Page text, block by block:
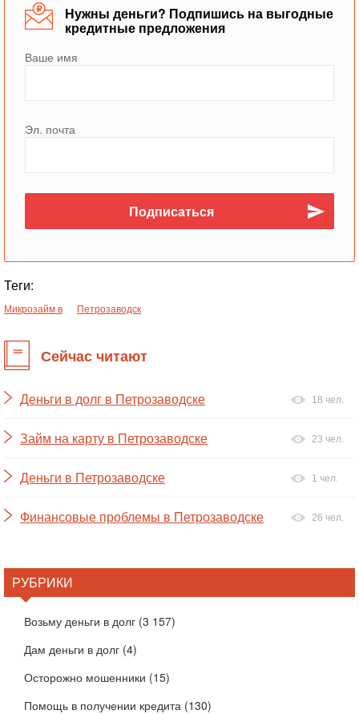
Нужны деньги? Подпишись на выгодные
кредитные предложения
Ваше имя
Эл. почта
Теги:
Микрозайм в Петрозаводск
Сейчас читают
Деньги в долг в Петрозаводске 18 чел.
Займ на карту в Петрозаводске 23 чел.
Деньги в Петрозаводске 1 чел.
Финансовые проблемы в Петрозаводске 26 чел.
РУБРИКИ
Возьму деньги в долг (3 157)
Дам деньги в долг (4)
Осторожно мошенники (15)
Помощь в получении кредита (130)